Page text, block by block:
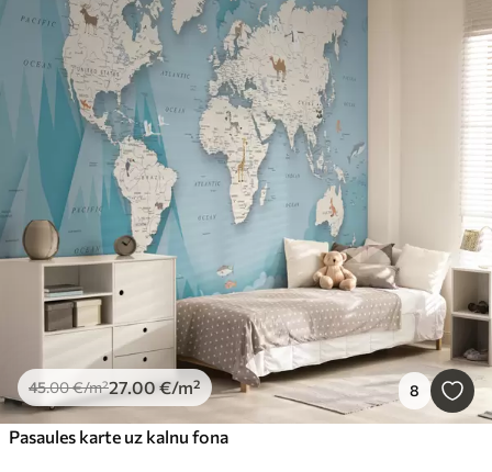
45.00€/m²27.00 €/m² 8
Pasaules karte uz kalnu fona